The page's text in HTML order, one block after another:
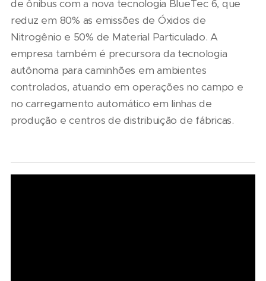
de ônibus com a nova tecnologia BlueTec 6, que
reduz em 80% as emissões de Óxidos de
Nitrogênio e 50% de Material Particulado. A
empresa também é precursora da tecnologia
autônoma para caminhões em ambientes
controlados, atuando em operações no campo e
no carregamento automático em linhas de
produção e centros de distribuição de fábricas.